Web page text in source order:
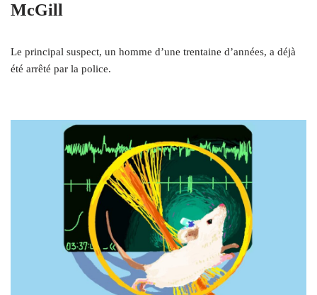
McGill
Le principal suspect, un homme d’une trentaine d’années, a déjà
été arrêté par la police.